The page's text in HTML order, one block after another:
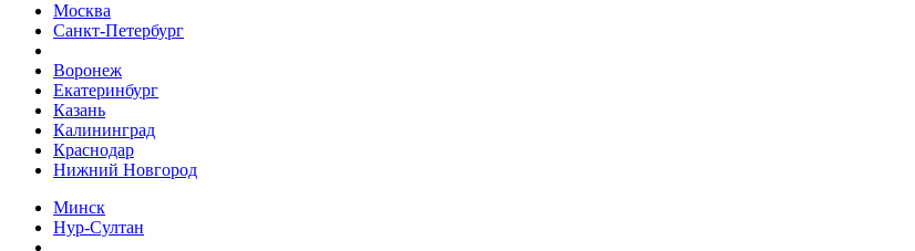
Москва
Санкт-Петербург
Воронеж
Екатеринбург
Казань
Калининград
Краснодар
Нижний Новгород
Минск
Нур-Султан